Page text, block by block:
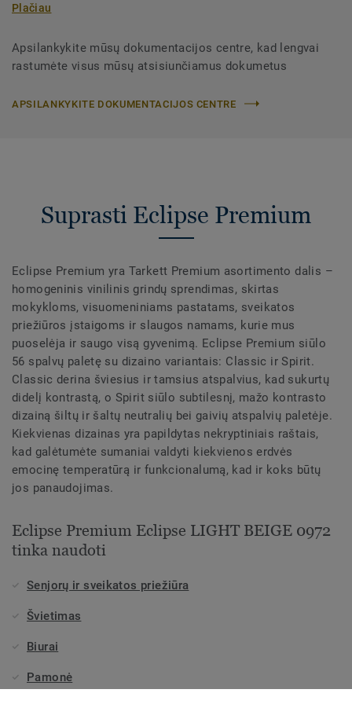
Plačiau
Apsilankykite mūsų dokumentacijos centre, kad lengvai
rastumėte visus mūsų atsisiunčiamus dokumetus
APSILANKYKITE DOKUMENTACIJOS CENTRE
Suprasti Eclipse Premium
Eclipse Premium yra Tarkett Premium asortimento dalis –
homogeninis vinilinis grindų sprendimas, skirtas
mokykloms, visuomeniniams pastatams, sveikatos
priežiūros įstaigoms ir slaugos namams, kurie mus
puoselėja ir saugo visą gyvenimą. Eclipse Premium siūlo
56 spalvų paletę su dizaino variantais: Classic ir Spirit.
Classic derina šviesius ir tamsius atspalvius, kad sukurtų
didelį kontrastą, o Spirit siūlo subtilesnį, mažo kontrasto
dizainą šiltų ir šaltų neutralių bei gaivių atspalvių paletėje.
Kiekvienas dizainas yra papildytas nekryptiniais raštais,
kad galėtumėte sumaniai valdyti kiekvienos erdvės
emocinę temperatūrą ir funkcionalumą, kad ir koks būtų
jos panaudojimas.
Eclipse Premium Eclipse LIGHT BEIGE 0972
tinka naudoti
Senjorų ir sveikatos priežiūra
Švietimas
Biurai
Pamonė